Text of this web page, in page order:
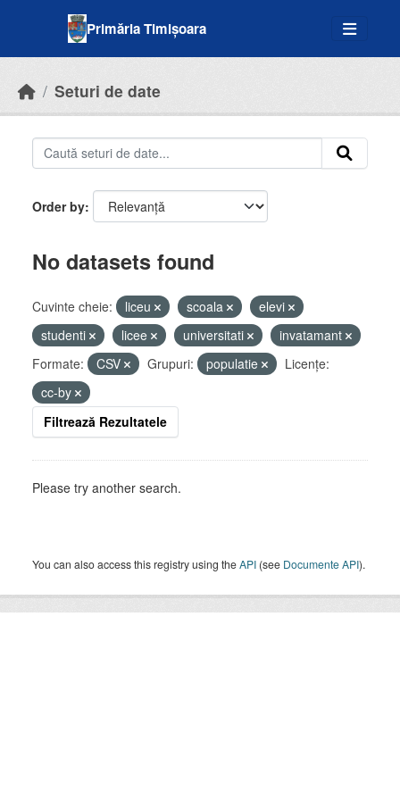
Primăria Timișoara
Seturi de date
Order by
No datasets found
Cuvinte cheie: liceu scoala
elevi
studenti
licee universitati
invatamant
Formate:
CSV Grupuri: populatie
Licenţe:
cc-by
Filtrează Rezultatele
Please try another search.
You can also access this registry using theAPI (see Documente API).